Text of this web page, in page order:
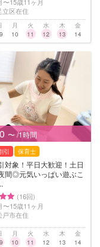
立区在住
月
10
火
11
水
12
木
13
金
14
〜 /1時間
引 保育士
対象！平日大歓迎！土日
間◎元気いっぱい遊ぶこ
(16回)
〜15歳11ヶ月
戸市在住
月
10
火
11
水
12
木
13
金
14